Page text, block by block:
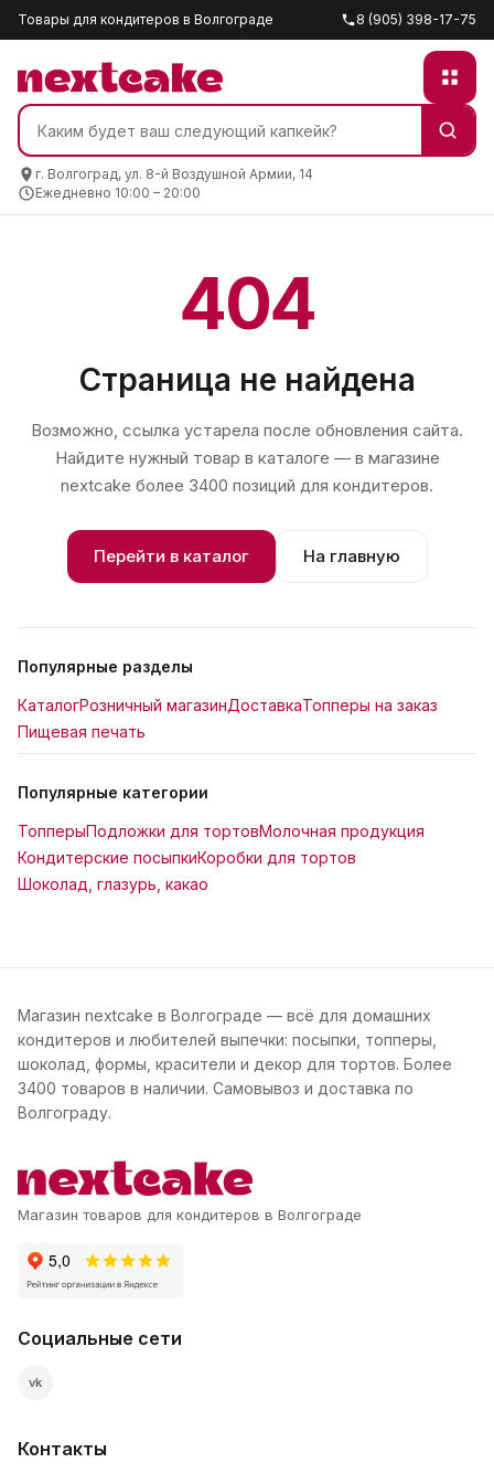
Товары для кондитеров в Волгограде 8 (905) 398-17-75
г. Волгоград, ул. 8-й Воздушной Армии, 14
Ежедневно 10:00 – 20:00
404
Страница не найдена
Возможно, ссылка устарела после обновления сайта.
Найдите нужный товар в каталоге — в магазине
nextcake более 3400 позиций для кондитеров.
Перейти в каталог На главную
Популярные разделы
КаталогРозничный магазинДоставкаТопперы на заказ
Пищевая печать
Популярные категории
ТопперыПодложки для тортовМолочная продукция
Кондитерские посыпкиКоробки для тортов
Шоколад, глазурь, какао
Магазин nextcake в Волгограде — всё для домашних
кондитеров и любителей выпечки: посыпки, топперы,
шоколад, формы, красители и декор для тортов. Более
3400 товаров в наличии. Самовывоз и доставка по
Волгограду.
Магазин товаров для кондитеров в Волгограде
Социальные сети
vk
Контакты